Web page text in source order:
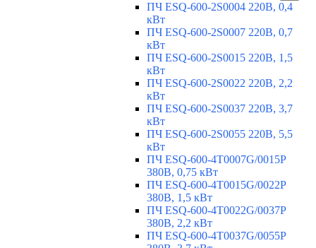
ПЧ ESQ-600-2S0004 220В, 0,4
кВт
ПЧ ESQ-600-2S0007 220В, 0,7
кВт
ПЧ ESQ-600-2S0015 220В, 1,5
кВт
ПЧ ESQ-600-2S0022 220В, 2,2
кВт
ПЧ ESQ-600-2S0037 220В, 3,7
кВт
ПЧ ESQ-600-2S0055 220В, 5,5
кВт
ПЧ ESQ-600-4T0007G/0015P
380В, 0,75 кВт
ПЧ ESQ-600-4T0015G/0022P
380В, 1,5 кВт
ПЧ ESQ-600-4T0022G/0037P
380В, 2,2 кВт
ПЧ ESQ-600-4T0037G/0055P